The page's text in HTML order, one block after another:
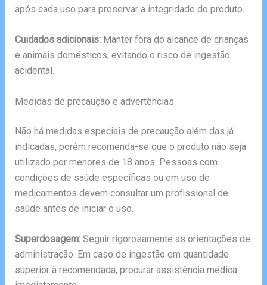
após cada uso para preservar a integridade do produto.
Cuidados adicionais:Manter fora do alcance de crianças
e animais domésticos, evitando o risco de ingestão
acidental.
Medidas de precaução e advertências
Não há medidas especiais de precaução além das já
indicadas, porém recomenda-se que o produto não seja
utilizado por menores de 18 anos. Pessoas com
condições de saúde específicas ou em uso de
medicamentos devem consultar um profissional de
saúde antes de iniciar o uso.
Superdosagem:Seguir rigorosamente as orientações de
administração. Em caso de ingestão em quantidade
superior à recomendada, procurar assistência médica